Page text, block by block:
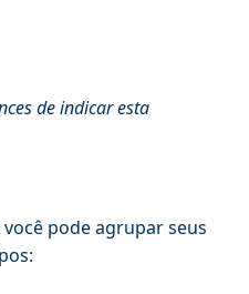
de indicar esta
pode agrupar seus